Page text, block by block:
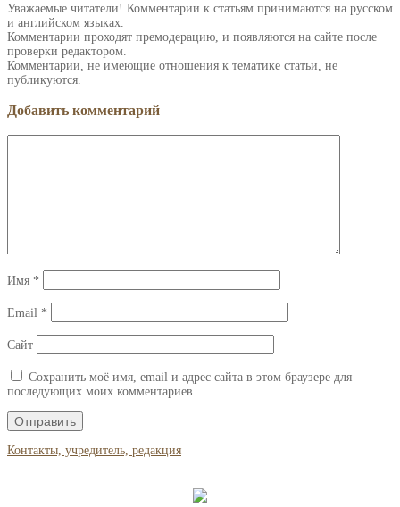
Уважаемые читатели! Комментарии к статьям принимаются на русском
и английском языках.
Комментарии проходят премодерацию, и появляются на сайте после
проверки редактором.
Комментарии, не имеющие отношения к тематике статьи, не
публикуются.
Добавить комментарий
Имя *
Email *
Сайт
Сохранить моё имя, email и адрес сайта в этом браузере для
последующих моих комментариев.
Контакты, учредитель, редакция